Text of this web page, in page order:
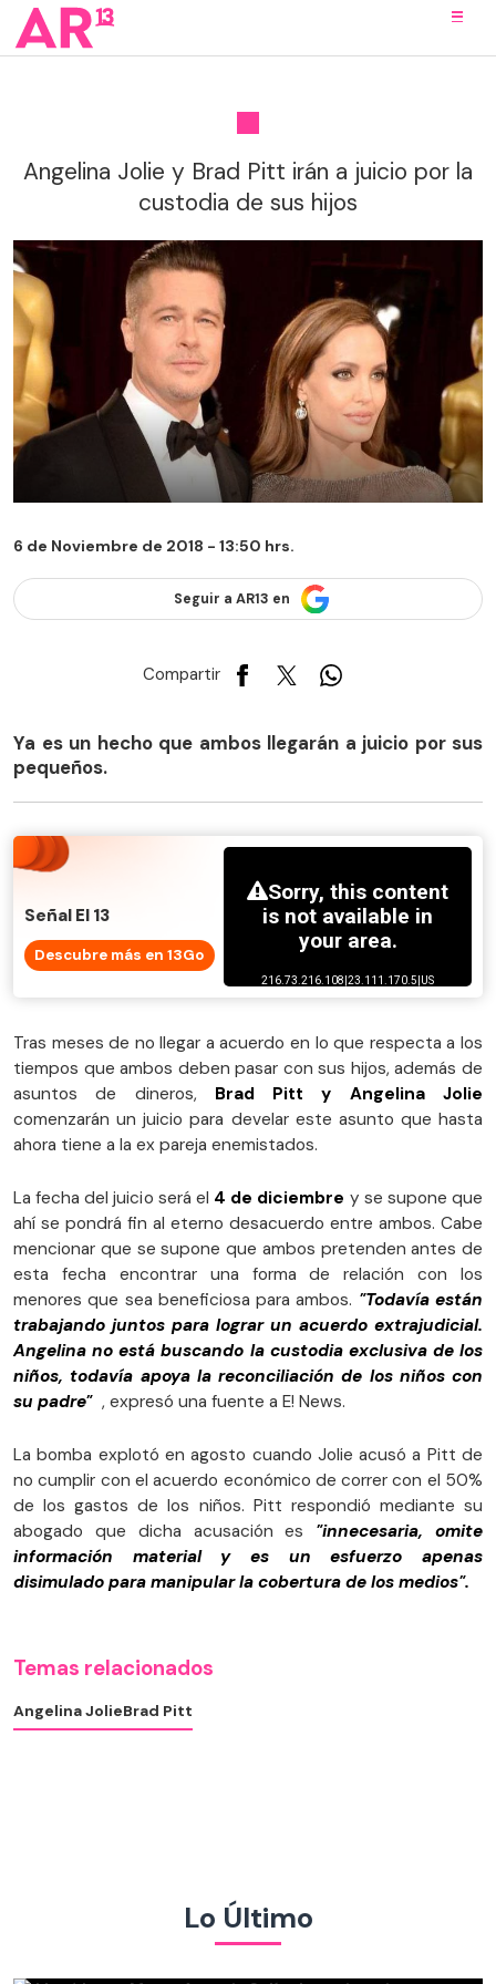
Angelina Jolie y Brad Pitt irán a juicio por la
custodia de sus hijos
6 de Noviembre de 2018 - 13:50 hrs.
Seguir a AR13 en
Compartir
Ya es un hecho que ambos llegarán a juicio por sus
pequeños.
Señal El 13
Descubre más en 13Go
Tras meses de no llegar a acuerdo en lo que respecta a los
tiempos que ambos deben pasar con sus hijos, además de
asuntos de dineros, Brad Pitt y Angelina Jolie
comenzarán un juicio para develar este asunto que hasta
ahora tiene a la ex pareja enemistados.
La fecha del juicio será el 4 de diciembre y se supone que
ahí se pondrá fin al eterno desacuerdo entre ambos. Cabe
mencionar que se supone que ambos pretenden antes de
esta fecha encontrar una forma de relación con los
menores que sea beneficiosa para ambos. "Todavía están
trabajando juntos para lograr un acuerdo extrajudicial.
Angelina no está buscando la custodia exclusiva de los
niños, todavía apoya la reconciliación de los niños con
su padre" , expresó una fuente a E! News.
La bomba explotó en agosto cuando Jolie acusó a Pitt de
no cumplir con el acuerdo económico de correr con el 50%
de los gastos de los niños. Pitt respondió mediante su
abogado que dicha acusación es "innecesaria, omite
información material y es un esfuerzo apenas
disimulado para manipular la cobertura de los medios".
Temas relacionados
Angelina JolieBrad Pitt
Lo Último